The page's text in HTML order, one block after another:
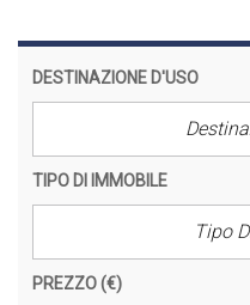
DESTINAZIONE D'USO
TIPO DI IMMOBILE
Tipo
PREZZO(€)